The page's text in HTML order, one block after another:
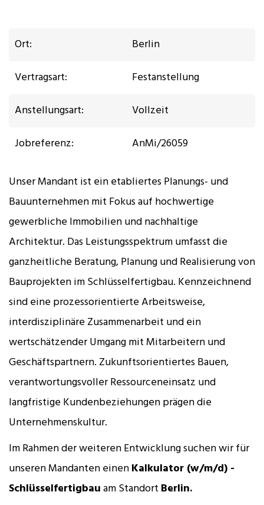
Ort:
Berlin
Vertragsart:
Festanstellung
Anstellungsart:
Vollzeit
Jobreferenz:
AnMi/26059
Unser Mandant ist ein etabliertes Planungs- und
Bauunternehmen mit Fokus auf hochwertige
gewerbliche Immobilien und nachhaltige
Architektur. Das Leistungsspektrum umfasst die
ganzheitliche Beratung, Planung und Realisierung von
Bauprojekten im Schlüsselfertigbau. Kennzeichnend
sind eine prozessorientierte Arbeitsweise,
interdisziplinäre Zusammenarbeit und ein
wertschätzender Umgang mit Mitarbeitern und
Geschäftspartnern. Zukunftsorientiertes Bauen,
verantwortungsvoller Ressourceneinsatz und
langfristige Kundenbeziehungen prägen die
Unternehmenskultur.
Im Rahmen der weiteren Entwicklung suchen wir für
unseren Mandanten einenKalkulator (w/m/d) -
Schlüsselfertigbauam Standort Berlin.